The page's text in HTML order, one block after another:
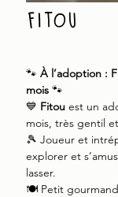
fitou
🐾 À l’adoption :
mois 🐾
💙 Fitou est un
mois, très gentil
🎾 Joueur et
explorer et
lasser.
🍽️ Petit